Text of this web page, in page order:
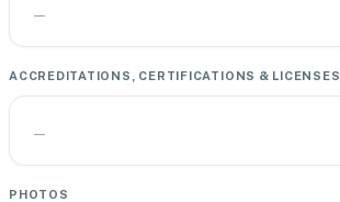
—
ACCREDITATIONS, CERTIFICATIONS & LICENSES
—
PHOTOS